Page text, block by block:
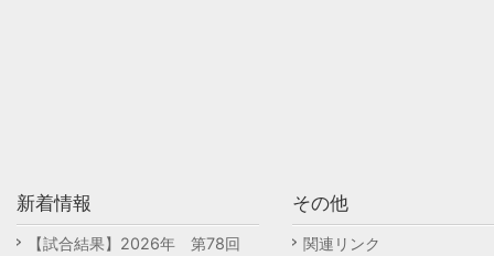
新着情報
【試合結果】2026年 第78回
その他
関連リンク